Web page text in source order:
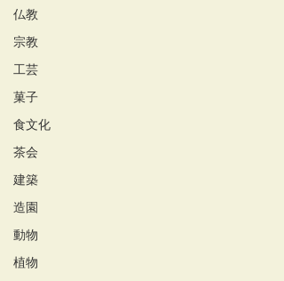
仏教
宗教
工芸
菓子
食文化
茶会
建築
造園
動物
植物